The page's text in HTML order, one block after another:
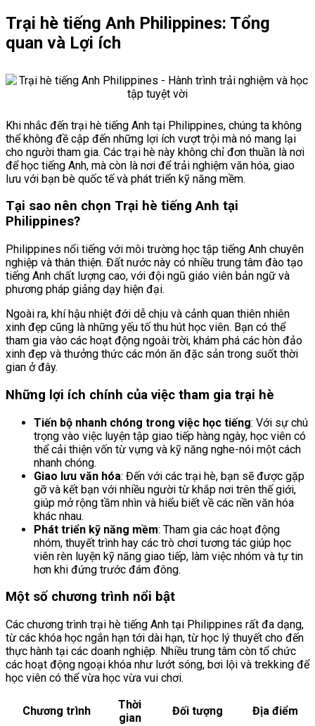
Trại hè tiếng Anh Philippines: Tổng
quan và Lợi ích
Khi nhắc đến trại hè tiếng Anh tại Philippines, chúng ta không
thể không đề cập đến những lợi ích vượt trội mà nó mang lại
cho người tham gia. Các trại hè này không chỉ đơn thuần là nơi
để học tiếng Anh, mà còn là nơi để trải nghiệm văn hóa, giao
lưu với bạn bè quốc tế và phát triển kỹ năng mềm.
Tại sao nên chọn Trại hè tiếng Anh tại
Philippines?
Philippines nổi tiếng với môi trường học tập tiếng Anh chuyên
nghiệp và thân thiện. Đất nước này có nhiều trung tâm đào tạo
tiếng Anh chất lượng cao, với đội ngũ giáo viên bản ngữ và
phương pháp giảng dạy hiện đại.
Ngoài ra, khí hậu nhiệt đới dễ chịu và cảnh quan thiên nhiên
xinh đẹp cũng là những yếu tố thu hút học viên. Bạn có thể
tham gia vào các hoạt động ngoài trời, khám phá các hòn đảo
xinh đẹp và thưởng thức các món ăn đặc sản trong suốt thời
gian ở đây.
Những lợi ích chính của việc tham gia trại hè
Tiến bộ nhanh chóng trong việc học tiếng: Với sự chú
trọng vào việc luyện tập giao tiếp hàng ngày, học viên có
thể cải thiện vốn từ vựng và kỹ năng nghe-nói một cách
nhanh chóng.
Giao lưu văn hóa: Đến với các trại hè, bạn sẽ được gặp
gỡ và kết bạn với nhiều người từ khắp nơi trên thế giới,
giúp mở rộng tầm nhìn và hiểu biết về các nền văn hóa
khác nhau.
Phát triển kỹ năng mềm: Tham gia các hoạt động
nhóm, thuyết trình hay các trò chơi tương tác giúp học
viên rèn luyện kỹ năng giao tiếp, làm việc nhóm và tự tin
hơn khi đứng trước đám đông.
Một số chương trình nổi bật
Các chương trình trại hè tiếng Anh tại Philippines rất đa dạng,
từ các khóa học ngắn hạn tới dài hạn, từ học lý thuyết cho đến
thực hành tại các doanh nghiệp. Nhiều trung tâm còn tổ chức
các hoạt động ngoại khóa như lướt sóng, bơi lội và trekking để
học viên có thể vừa học vừa vui chơi.
Chương trình
Thời
gian
Đối tượng Địa điểm